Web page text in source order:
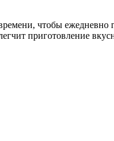
чтобы
приготовление